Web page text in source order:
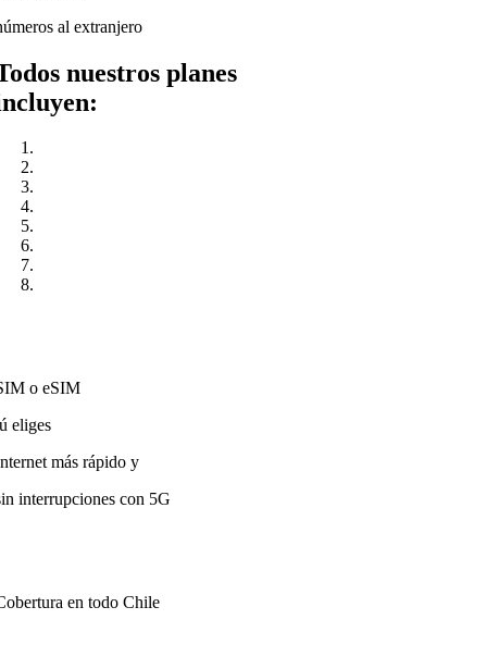
al extranjero
nuestros planes
o eSIM
eliges
más rápido y
interrupciones con 5G
en todo Chile